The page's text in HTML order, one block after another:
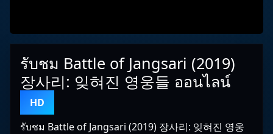
รับชม Battle of Jangsari (2019)
장사리: 잊혀진 영웅들 ออนไลน์
HD
รับชม Battle of Jangsari (2019) 장사리: 잊혀진 영웅